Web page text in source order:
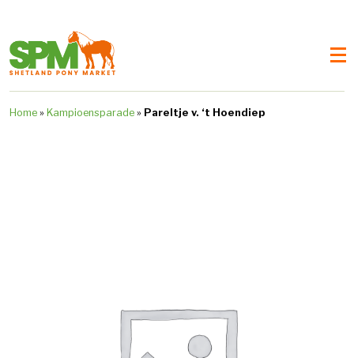
Home » Kampioensparade » Pareltje v. ‘t Hoendiep